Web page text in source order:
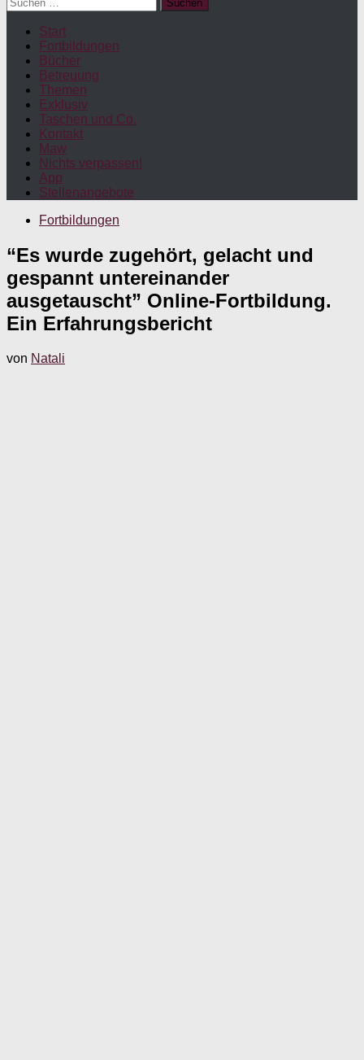
nach:
Start
Fortbildungen
Bücher
Betreuung
Themen
Exklusiv
Taschen und Co.
Kontakt
Maw
Nichts verpassen!
App
Stellenangebote
Fortbildungen
“Es wurde zugehört, gelacht und
gespannt untereinander
ausgetauscht” Online-Fortbildung.
Ein Erfahrungsbericht
von Natali